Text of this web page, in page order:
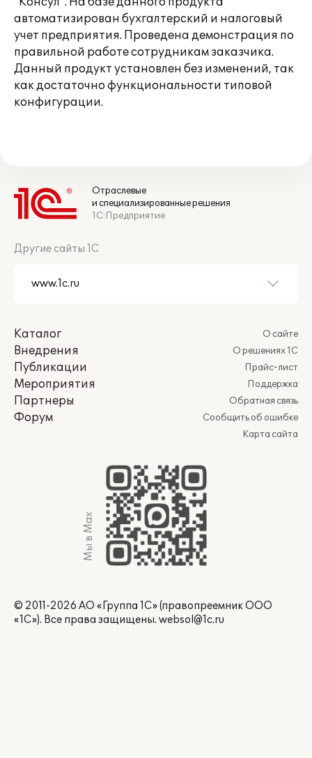
автоматизирован бухгалтерский и налоговый
учет предприятия. Проведена демонстрация по
правильной работе сотрудникам заказчика.
Данный продукт установлен без изменений, так
как достаточно функциональности типовой
конфигурации.
Отраслевые
и специализированные решения
1С:Предприятие
Другие сайты 1С
Каталог
Внедрения
Публикации
Мероприятия
Партнеры
Форум
О сайте
О решениях 1С
Прайс-лист
Поддержка
Обратная связь
Сообщить об ошибке
Карта сайта
Мы в Max
© 2011-2026 АО «Группа 1С» (правопреемник ООО
«1С»). Все права защищены. websol@1c.ru